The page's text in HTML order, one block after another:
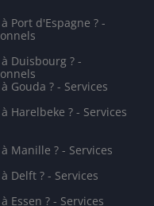
Port d'Espagne ? -
Duisbourg ? -
Gouda ? - Services
Harelbeke ? - Services
Manille ? - Services
Delft ? - Services
Essen ? - Services